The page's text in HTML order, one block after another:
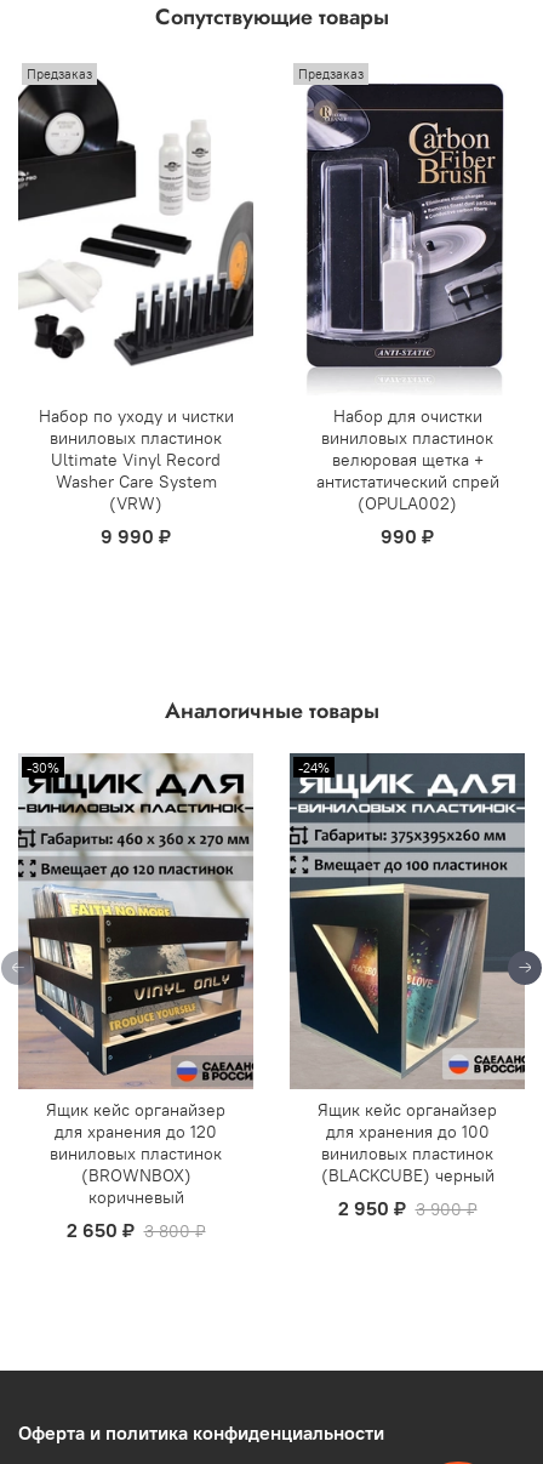
Сопутствующие товары
Предзаказ
Набор по уходу и чистки
виниловых пластинок
Ultimate Vinyl Record
Washer Care System
(VRW)
9 990 ₽
Предзаказ
Набор для очистки
виниловых пластинок
велюровая щетка +
антистатический спрей
(OPULA002)
990 ₽
Аналогичные товары
-30%
Ящик кейс органайзер
для хранения до 120
виниловых пластинок
(BROWNBOX)
коричневый
2 650 ₽ 3 800 ₽
-24%
Ящик кейс органайзер
для хранения до 100
виниловых пластинок
(BLACKCUBE) черный
2 950 ₽ 3 900 ₽
Оферта и политика конфиденциальности